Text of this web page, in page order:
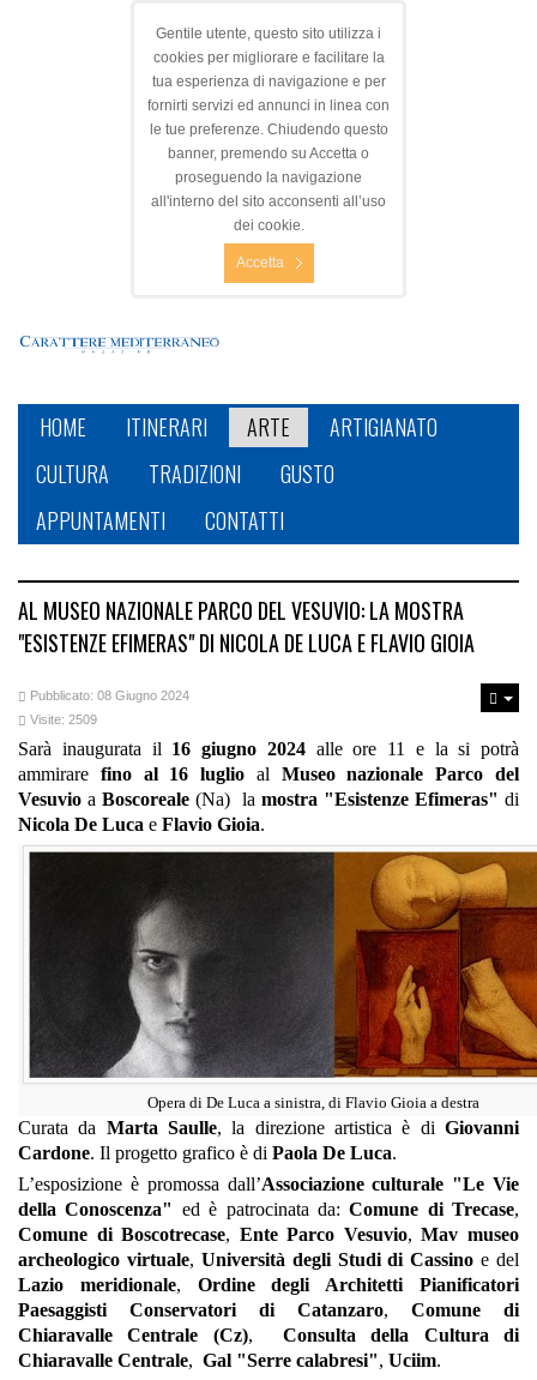
Gentile utente, questo sito utilizza i
cookies per migliorare e facilitare la
tua esperienza di navigazione e per
fornirti servizi ed annunci in linea con
le tue preferenze. Chiudendo questo
banner, premendo su Accetta o
proseguendo la navigazione
all'interno del sito acconsenti all’uso
dei cookie.
Accetta
HOME ITINERARI ARTE
ARTIGIANATO
CULTURA
TRADIZIONI
GUSTO
APPUNTAMENTI
CONTATTI
AL MUSEO NAZIONALE PARCO DEL VESUVIO: LA MOSTRA
"ESISTENZE EFIMERAS" DI NICOLA DE LUCA E FLAVIO GIOIA
Pubblicato: 08 Giugno 2024
Visite: 2509
Sarà inaugurata il 16 giugno 2024alle ore 11 e la si potrà
ammirare fino al 16 luglio al Museo nazionale Parco del
Vesuvio a Boscoreale (Na) la mostra "Esistenze Efimeras" di
Nicola De Luca e Flavio Gioia.
Opera di De Luca a sinistra, di Flavio Gioia a destra
Curata da Marta Saulle, la direzione artistica è diGiovanni
Cardone. Il progetto grafico è di Paola De Luca.
L’esposizione è promossa dall’Associazione culturale "Le Vie
della Conoscenza" ed è patrocinata da:Comune di Trecase,
Comune di Boscotrecase, Ente Parco Vesuvio,Mav museo
archeologico virtuale, Università degli Studi di Cassino e del
Lazio meridionale, Ordine degli Architetti Pianificatori
Paesaggisti Conservatori di Catanzaro, Comune di
Chiaravalle Centrale (Cz), Consulta della Cultura di
Chiaravalle Centrale, Gal "Serre calabresi", Uciim.